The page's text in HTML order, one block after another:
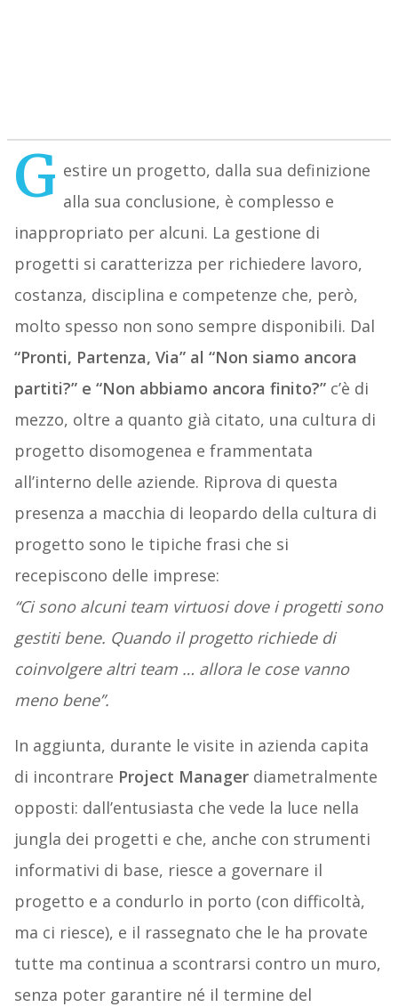
G estire un progetto, dalla sua definizione
alla sua conclusione, è complesso e
inappropriato per alcuni. La gestione di
progetti si caratterizza per richiedere lavoro,
costanza, disciplina e competenze che, però,
molto spesso non sono sempre disponibili. Dal
“Pronti, Partenza, Via” al “Non siamo ancora
partiti?” e “Non abbiamo ancora finito?”c’è di
mezzo, oltre a quanto già citato, una cultura di
progetto disomogenea e frammentata
all’interno delle aziende. Riprova di questa
presenza a macchia di leopardo della cultura di
progetto sono le tipiche frasi che si
recepiscono delle imprese:
“Ci sono alcuni team virtuosi dove i progetti sono
gestiti bene. Quando il progetto richiede di
coinvolgere altri team … allora le cose vanno
meno bene”.
In aggiunta, durante le visite in azienda capita
di incontrare Project Managerdiametralmente
opposti: dall’entusiasta che vede la luce nella
jungla dei progetti e che, anche con strumenti
informativi di base, riesce a governare il
progetto e a condurlo in porto (con difficoltà,
ma ci riesce), e il rassegnato che le ha provate
tutte ma continua a scontrarsi contro un muro,
senza poter garantire né il termine del